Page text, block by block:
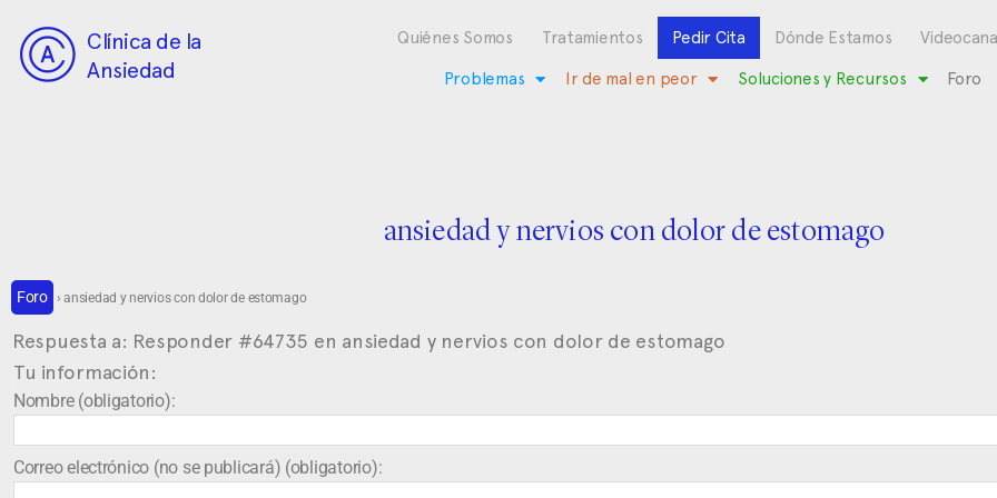
Clínica de la
Ansiedad
Quiénes Somos Tratamientos Pedir Cita Dónde Estamos
Problemas Ir de mal en peor Soluciones y Recursos Foro
ansiedad y nervios con dolor de estomago
Foro › ansiedad y nervios con dolor de estomago
Respuesta a: Responder #64735 en ansiedad y nervios con dolor de estomago
Tu información:
Nombre (obligatorio):
Correo electrónico (no se publicará) (obligatorio):